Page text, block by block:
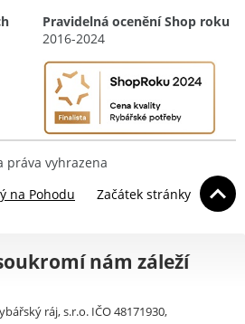
Pravidelná ocenění Shop roku
2016-2024
práva vyhrazena
na Pohodu
Začátek stránky
nám záleží
ráj, s.r.o. IČO 48171930,